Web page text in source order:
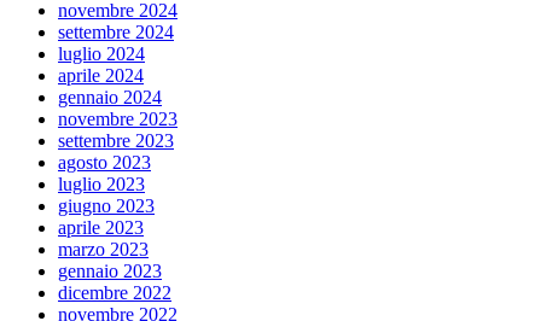
novembre 2024
settembre 2024
luglio 2024
aprile 2024
gennaio 2024
novembre 2023
settembre 2023
agosto 2023
luglio 2023
giugno 2023
aprile 2023
marzo 2023
gennaio 2023
dicembre 2022
novembre 2022